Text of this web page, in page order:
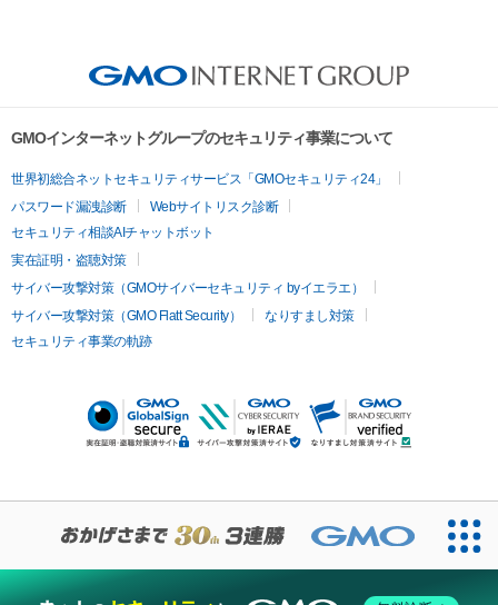
GMOインターネットグループのセキュリティ事業について
世界初総合ネットセキュリティサービス「GMOセキュリティ24」
パスワード漏洩診断
Webサイトリスク診断
セキュリティ相談AIチャットボット
実在証明・盗聴対策
サイバー攻撃対策（GMOサイバーセキュリティ byイエラエ）
サイバー攻撃対策（GMO Flatt Security）
なりすまし対策
セキュリティ事業の軌跡